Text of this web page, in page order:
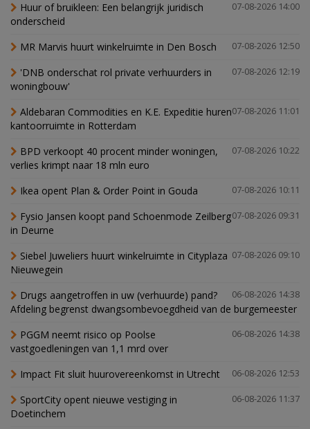
07-08-2026 14:00
Huur of bruikleen: Een belangrijk juridisch
onderscheid
07-08-2026 12:50
MR Marvis huurt winkelruimte in Den Bosch
07-08-2026 12:19
'DNB onderschat rol private verhuurders in
woningbouw'
07-08-2026 11:01
Aldebaran Commodities en K.E. Expeditie huren
kantoorruimte in Rotterdam
07-08-2026 10:22
BPD verkoopt 40 procent minder woningen,
verlies krimpt naar 18 mln euro
07-08-2026 10:11
Ikea opent Plan & Order Point in Gouda
07-08-2026 09:31
Fysio Jansen koopt pand Schoenmode Zeilberg
in Deurne
07-08-2026 09:10
Siebel Juweliers huurt winkelruimte in Cityplaza
Nieuwegein
06-08-2026 14:38
Drugs aangetroffen in uw (verhuurde) pand?
Afdeling begrenst dwangsombevoegdheid van de burgemeester
06-08-2026 14:38
PGGM neemt risico op Poolse
vastgoedleningen van 1,1 mrd over
06-08-2026 12:53
Impact Fit sluit huurovereenkomst in Utrecht
06-08-2026 11:37
SportCity opent nieuwe vestiging in
Doetinchem